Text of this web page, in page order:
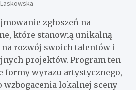
zgłoszeń na
które stanowią unikalną
na rozwój swoich talentów i
projektów. Program ten
formy wyrazu artystycznego,
wzbogacenia lokalnej sceny